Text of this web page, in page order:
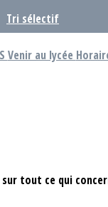
Tri sélectif
Venir au lycée
tout ce qui